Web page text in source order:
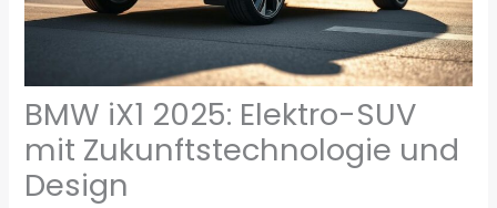
BMW iX1 2025: Elektro-SUV
mit Zukunftstechnologie und
Design